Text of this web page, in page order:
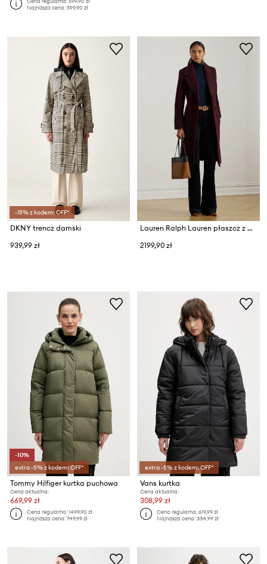
Najniższa cena:599,90 zł
-15% z kodem: OFF*
DKNY trencz damski
939,99 zł
Lauren Ralph Lauren płaszcz z dodatkiem wełny
2199,90 zł
-10%
extra -5% z kodem: OFF*
Tommy Hilfiger kurtka puchowa
Cena aktualna:
669,99 zł
Cena regularna:1499,90 zł
Najniższa cena:749,99 zł
extra -5% z kodem: OFF*
Vans kurtka
Cena aktualna:
308,99 zł
Cena regularna:619,99 zł
Najniższa cena:334,99 zł